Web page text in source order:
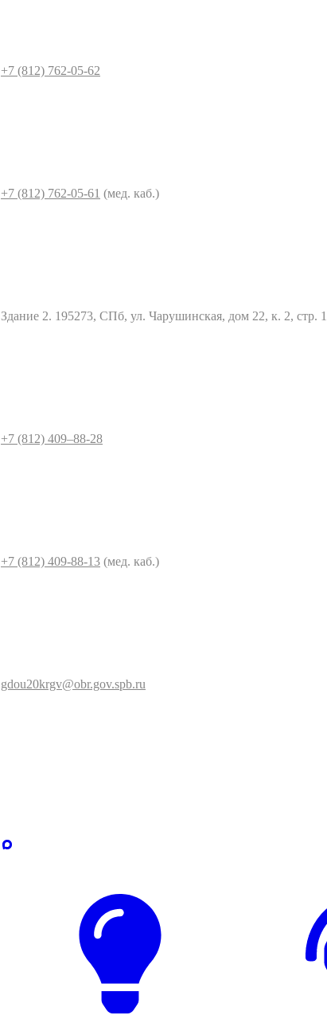
+7 (812) 762-05-62
+7 (812) 762-05-61 (мед. каб.)
Здание 2. 195273, СПб, ул. Чарушинская, дом 22, к. 2, стр. 1
+7 (812) 409–88-28
+7 (812) 409-88-13 (мед. каб.)
gdou20krgv@obr.gov.spb.ru